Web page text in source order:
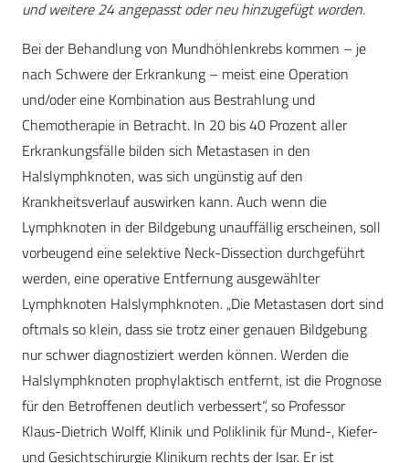
und weitere 24 angepasst oder neu hinzugefügt worden.
Bei der Behandlung von Mundhöhlenkrebs kommen – je
nach Schwere der Erkrankung – meist eine Operation
und/oder eine Kombination aus Bestrahlung und
Chemotherapie in Betracht. In 20 bis 40 Prozent aller
Erkrankungsfälle bilden sich Metastasen in den
Halslymphknoten, was sich ungünstig auf den
Krankheitsverlauf auswirken kann. Auch wenn die
Lymphknoten in der Bildgebung unauffällig erscheinen, soll
vorbeugend eine selektive Neck-Dissection durchgeführt
werden, eine operative Entfernung ausgewählter
Lymphknoten Halslymphknoten. „Die Metastasen dort sind
oftmals so klein, dass sie trotz einer genauen Bildgebung
nur schwer diagnostiziert werden können. Werden die
Halslymphknoten prophylaktisch entfernt, ist die Prognose
für den Betroffenen deutlich verbessert“, so Professor
Klaus-Dietrich Wolff, Klinik und Poliklinik für Mund-, Kiefer-
und Gesichtschirurgie Klinikum rechts der Isar. Er ist